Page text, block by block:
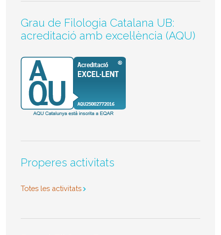
Grau de Filologia Catalana UB:
acreditació amb excel·lència (AQU)
Properes activitats
Totes les activitats